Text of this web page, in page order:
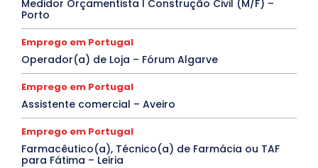
Medidor Orçamentista I Construção Civil (M/F) –
Porto
Emprego em Portugal
Operador(a) de Loja – Fórum Algarve
Emprego em Portugal
Assistente comercial – Aveiro
Emprego em Portugal
Farmacêutico(a), Técnico(a) de Farmácia ou TAF
para Fátima – Leiria